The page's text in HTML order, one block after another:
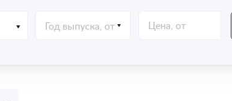
Год выпуска, от